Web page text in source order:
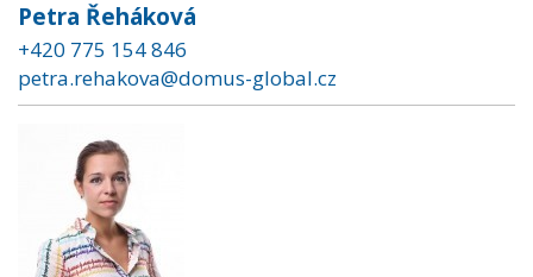
Petra Řeháková
+420 775 154 846
petra.rehakova@domus-global.cz